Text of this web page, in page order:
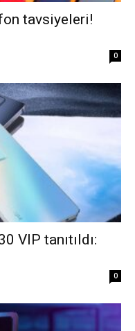
tavsiyeleri!
0
VIP tanıtıldı:
0